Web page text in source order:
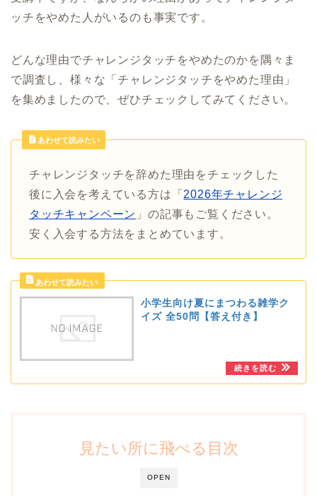
ッチをやめた人がいるのも事実です。
どんな理由でチャレンジタッチをやめたのかを隅々ま
で調査し、様々な「チャレンジタッチをやめた理由」
を集めましたので、ぜひチェックしてみてください。
あわせて読みたい
チャレンジタッチを辞めた理由をチェックした
後に入会を考えている方は「 2026年チャレンジ
タッチキャンペーン 」の記事もご覧ください。
安く入会する方法をまとめています。
小学生向け夏にまつわる雑学ク
イズ 全50問【答え付き】
OPEN
見たい所に飛べる目次